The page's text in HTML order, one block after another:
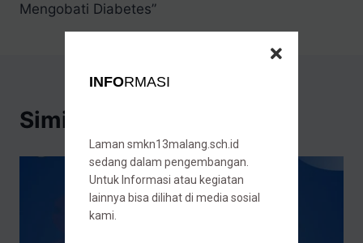
Mengobati Diabetes”
Similar Posts
INFORMASI
Laman smkn13malang.sch.id
sedang dalam pengembangan.
Untuk Informasi atau kegiatan
lainnya bisa dilihat di media sosial
kami.